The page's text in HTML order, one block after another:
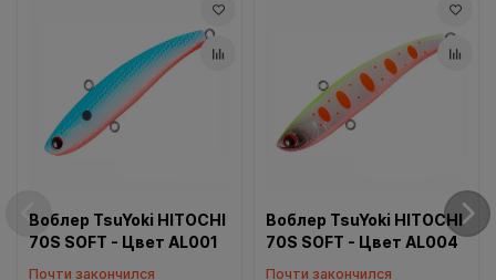
Воблер TsuYoki HITOCHI
70S SOFT - Цвет AL001
Почти закончился
Воблер TsuYoki HITOCHI
70S SOFT - Цвет AL004
Почти закончился